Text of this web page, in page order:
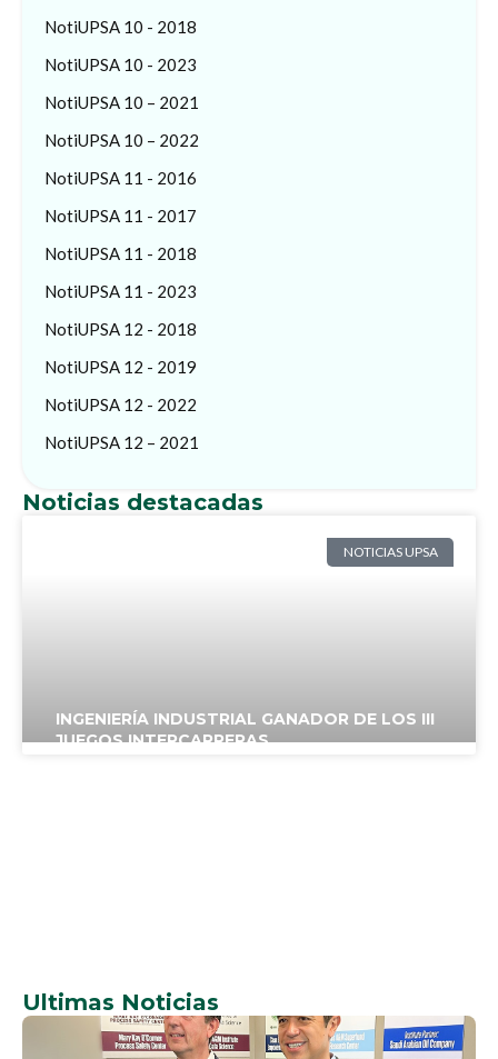
NotiUPSA 10 - 2018
NotiUPSA 10 - 2023
NotiUPSA 10 – 2021
NotiUPSA 10 – 2022
NotiUPSA 11 - 2016
NotiUPSA 11 - 2017
NotiUPSA 11 - 2018
NotiUPSA 11 - 2023
NotiUPSA 12 - 2018
NotiUPSA 12 - 2019
NotiUPSA 12 - 2022
NotiUPSA 12 – 2021
Noticias destacadas
NOTICIAS UPSA
INGENIERÍA INDUSTRIAL GANADOR DE LOS III
JUEGOS INTERCARRERAS
NOTICIAS
UPSA
Ultimas Noticias